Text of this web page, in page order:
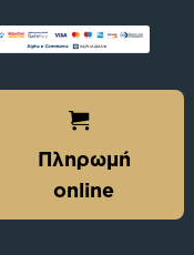
Πληρωμή
online